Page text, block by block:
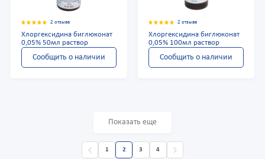
2 отзыва
Хлоргексидина биглюконат
0,05% 50мл раствор
Сообщить о наличии
2 отзыва
Хлоргексидина биглюконат
0,05% 100мл раствор
Сообщить о наличии
Показать еще
1 2 3 4